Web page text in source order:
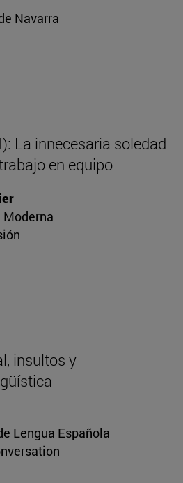
Navarra
La innecesaria soledad
en equipo
insultos y
Lengua Española